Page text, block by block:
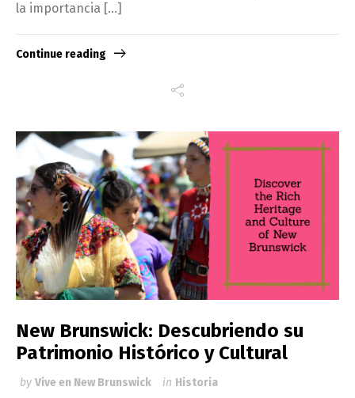
la importancia […]
Continue reading
New Brunswick: Descubriendo su
Patrimonio Histórico y Cultural
by Vive en New Brunswick in Historia